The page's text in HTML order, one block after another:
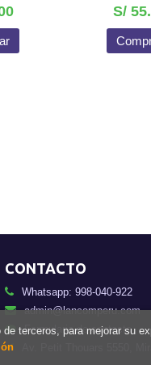
S/
CONTACTO
Whatsapp: 998-040-922
admin@lancomperu.com
Formulario de contacto
terceros, para mejorar su